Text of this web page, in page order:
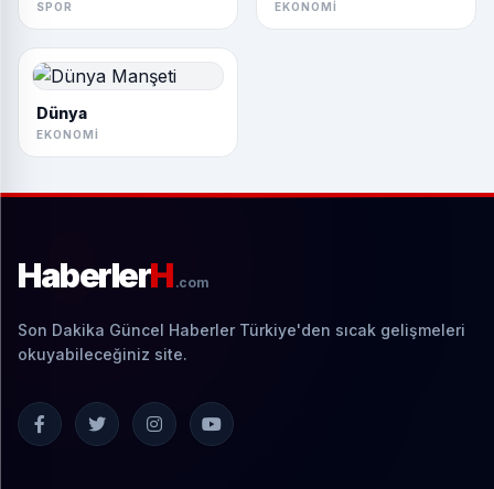
HaberlerH .com
Son Dakika Güncel Haberler Türkiye'den sıcak gelişmeleri
okuyabileceğiniz site.